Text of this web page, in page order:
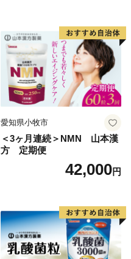
愛知県小牧市
＜3ヶ月連続＞NMN 山本漢
方 定期便
42,000円